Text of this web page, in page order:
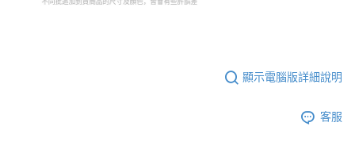
顯示電腦版詳細說明
客服